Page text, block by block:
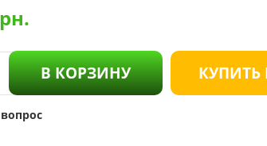
В КОРЗИНУ